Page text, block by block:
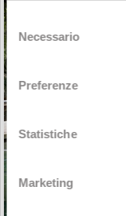
Selezione
del
consenso
Necessario
Preferenze
Statistiche
Marketing